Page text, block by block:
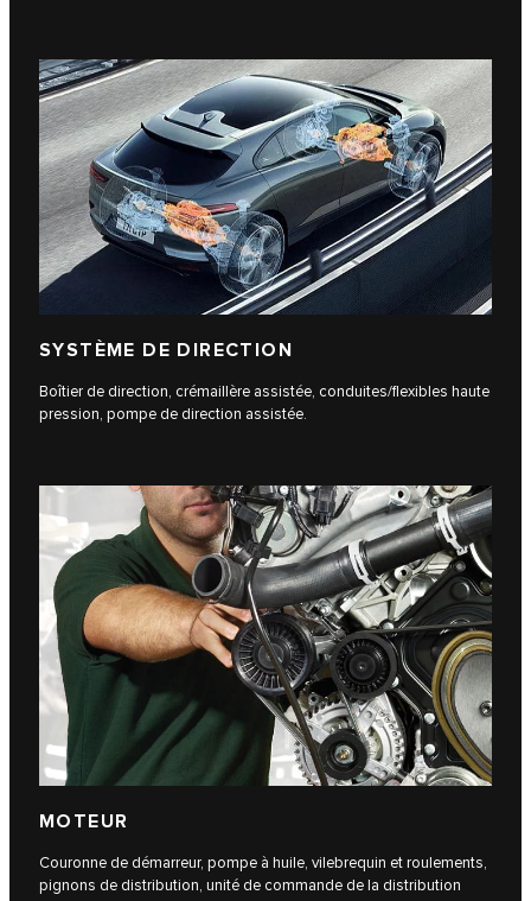
SYSTÈME DE DIRECTION
Boîtier de direction, crémaillère assistée, conduites/​flexibles haute
pression, pompe de direction assistée.
MOTEUR
Couronne de démarreur, pompe à huile, vilebrequin et roulements,
pignons de distribution, unité de commande de la distribution